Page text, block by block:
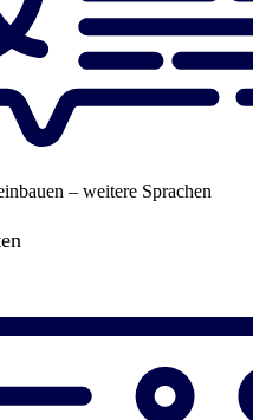
– weitere Sprachen